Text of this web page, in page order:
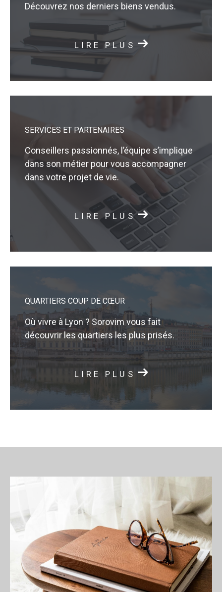
Découvrez nos derniers biens vendus.
LIRE PLUS
SERVICES ET PARTENAIRES
Conseillers passionnés, l’équipe s’implique
dans son métier pour vous accompagner
dans votre projet de vie.
LIRE PLUS
QUARTIERS COUP DE CŒUR
Où vivre à Lyon ? Sorovim vous fait
découvrir les quartiers les plus prisés.
LIRE PLUS